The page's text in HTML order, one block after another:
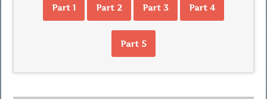
Part 1 Part 2 Part 3 Part 4
Part 5